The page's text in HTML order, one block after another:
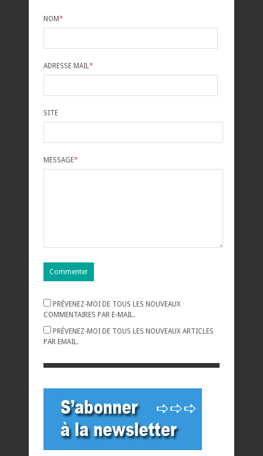
NOM*
ADRESSE MAIL*
SITE
MESSAGE*
PRÉVENEZ-MOI DE TOUS LES NOUVEAUX
COMMENTAIRES PAR E-MAIL.
PRÉVENEZ-MOI DE TOUS LES NOUVEAUX ARTICLES
PAR EMAIL.